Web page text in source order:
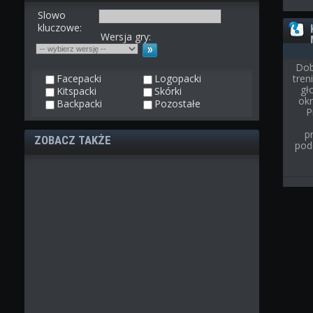
Slowo
kluczowe:
Wersja gry:
Facepacki
Logopacki
Kitspacki
Skórki
Backpacki
Pozostałe
ZOBACZ TAKŻE